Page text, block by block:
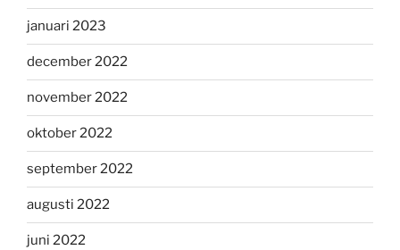
januari 2023
december 2022
november 2022
oktober 2022
september 2022
augusti 2022
juni 2022